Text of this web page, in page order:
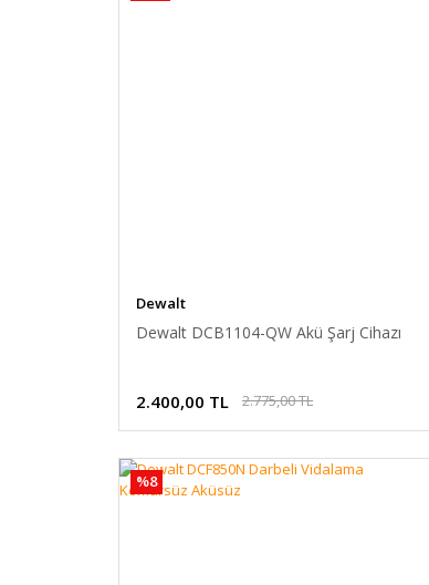
Dewalt
Dewalt DCB1104-QW Akü Şarj Cihazı
2.400,00 TL 2.775,00 TL
%8